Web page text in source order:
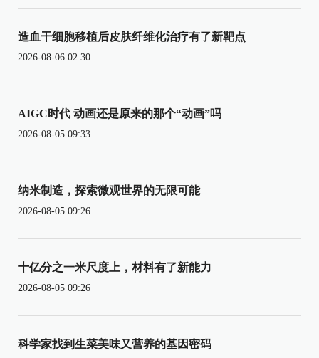
造血干细胞移植后皮肤纤维化治疗有了新靶点
2026-08-06 02:30
AIGC时代 动画还是原来的那个“动画”吗
2026-08-05 09:33
纳米制造，探索微观世界的无限可能
2026-08-05 09:26
十亿分之一米尺度上，材料有了新能力
2026-08-05 09:26
科学家找到生菜美味又营养的基因密码